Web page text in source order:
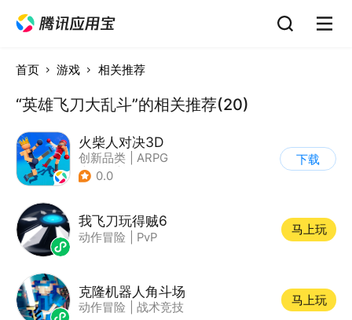
首页 游戏 相关推荐
“英雄飞刀大乱斗”的相关推荐(20)
火柴人对决3D
创新品类
ARPG
| 冒险
0.0
下载
我飞刀玩得贼6
动作冒险 PvP
马上玩
克隆机器人角斗场
动作冒险 战术竞技
马上玩